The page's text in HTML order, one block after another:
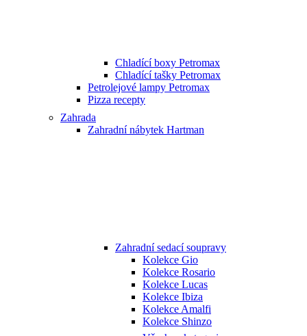
Chladící boxy Petromax
Chladící tašky Petromax
Petrolejové lampy Petromax
Pizza recepty
Zahrada
Zahradní nábytek Hartman
Zahradní sedací soupravy
Kolekce Gio
Kolekce Rosario
Kolekce Lucas
Kolekce Ibiza
Kolekce Amalfi
Kolekce Shinzo